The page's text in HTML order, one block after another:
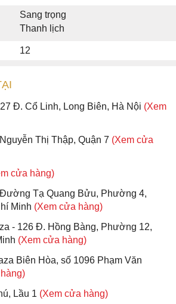
Sang trọng
Thanh lịch
12
Đ. Cổ Linh, Long Biên, Hà Nội (Xem
Thị Thập, Quận 7 (Xem cửa
cửa hàng)
Tạ Quang Bửu, Phường 4,
Minh (Xem cửa hàng)
- 126 Đ. Hồng Bàng, Phường 12,
(Xem cửa hàng)
Biên Hòa, số 1096 Phạm Văn
Lầu 1 (Xem cửa hàng)